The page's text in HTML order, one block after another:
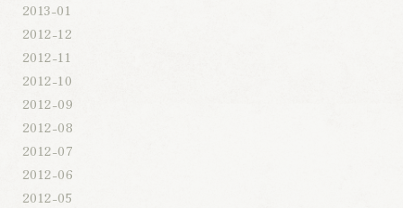
2013-01
2012-12
2012-11
2012-10
2012-09
2012-08
2012-07
2012-06
2012-05